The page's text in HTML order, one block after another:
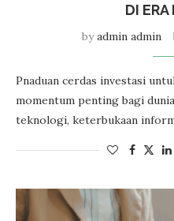
DI
byadmin admin
Pnaduan cerdas investasi
momentum penting bagi
teknologi, keterbukaan